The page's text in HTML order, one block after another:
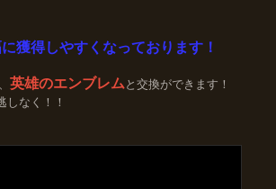
獲得しやすくなっております！
英雄のエンブレム と交換ができます！
なく！！